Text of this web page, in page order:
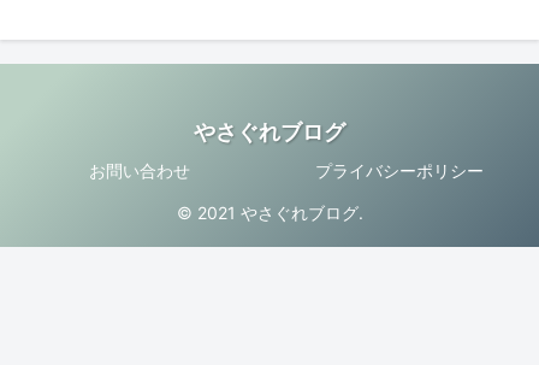
やさぐれブログ
お問い合わせ プライバシーポリシー
© 2021 やさぐれブログ.